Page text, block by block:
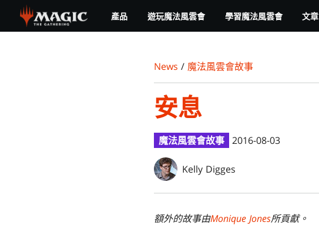
main
產品 遊玩魔法風雲會 學習魔法風雲會 文章
News / 魔法風雲會故事
安息
魔法風雲會故事 2016-08-03
Kelly Digges
額外的故事由Monique Jones所貢獻。